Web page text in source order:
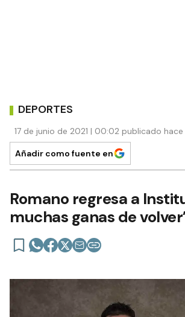
DEPORTES
17 de junio de 2021 | 00:02 publicado
Añadir como fuente en
Romano regresa a
muchas ganas de